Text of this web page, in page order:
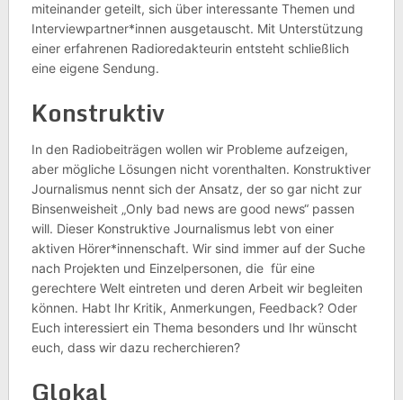
miteinander geteilt, sich über interessante Themen und
Interviewpartner*innen ausgetauscht. Mit Unterstützung
einer erfahrenen Radioredakteurin entsteht schließlich
eine eigene Sendung.
Konstruktiv
In den Radiobeiträgen wollen wir Probleme aufzeigen,
aber mögliche Lösungen nicht vorenthalten. Konstruktiver
Journalismus nennt sich der Ansatz, der so gar nicht zur
Binsenweisheit „Only bad news are good news“ passen
will. Dieser Konstruktive Journalismus lebt von einer
aktiven Hörer*innenschaft. Wir sind immer auf der Suche
nach Projekten und Einzelpersonen, die für eine
gerechtere Welt eintreten und deren Arbeit wir begleiten
können. Habt Ihr Kritik, Anmerkungen, Feedback? Oder
Euch interessiert ein Thema besonders und Ihr wünscht
euch, dass wir dazu recherchieren?
Glokal